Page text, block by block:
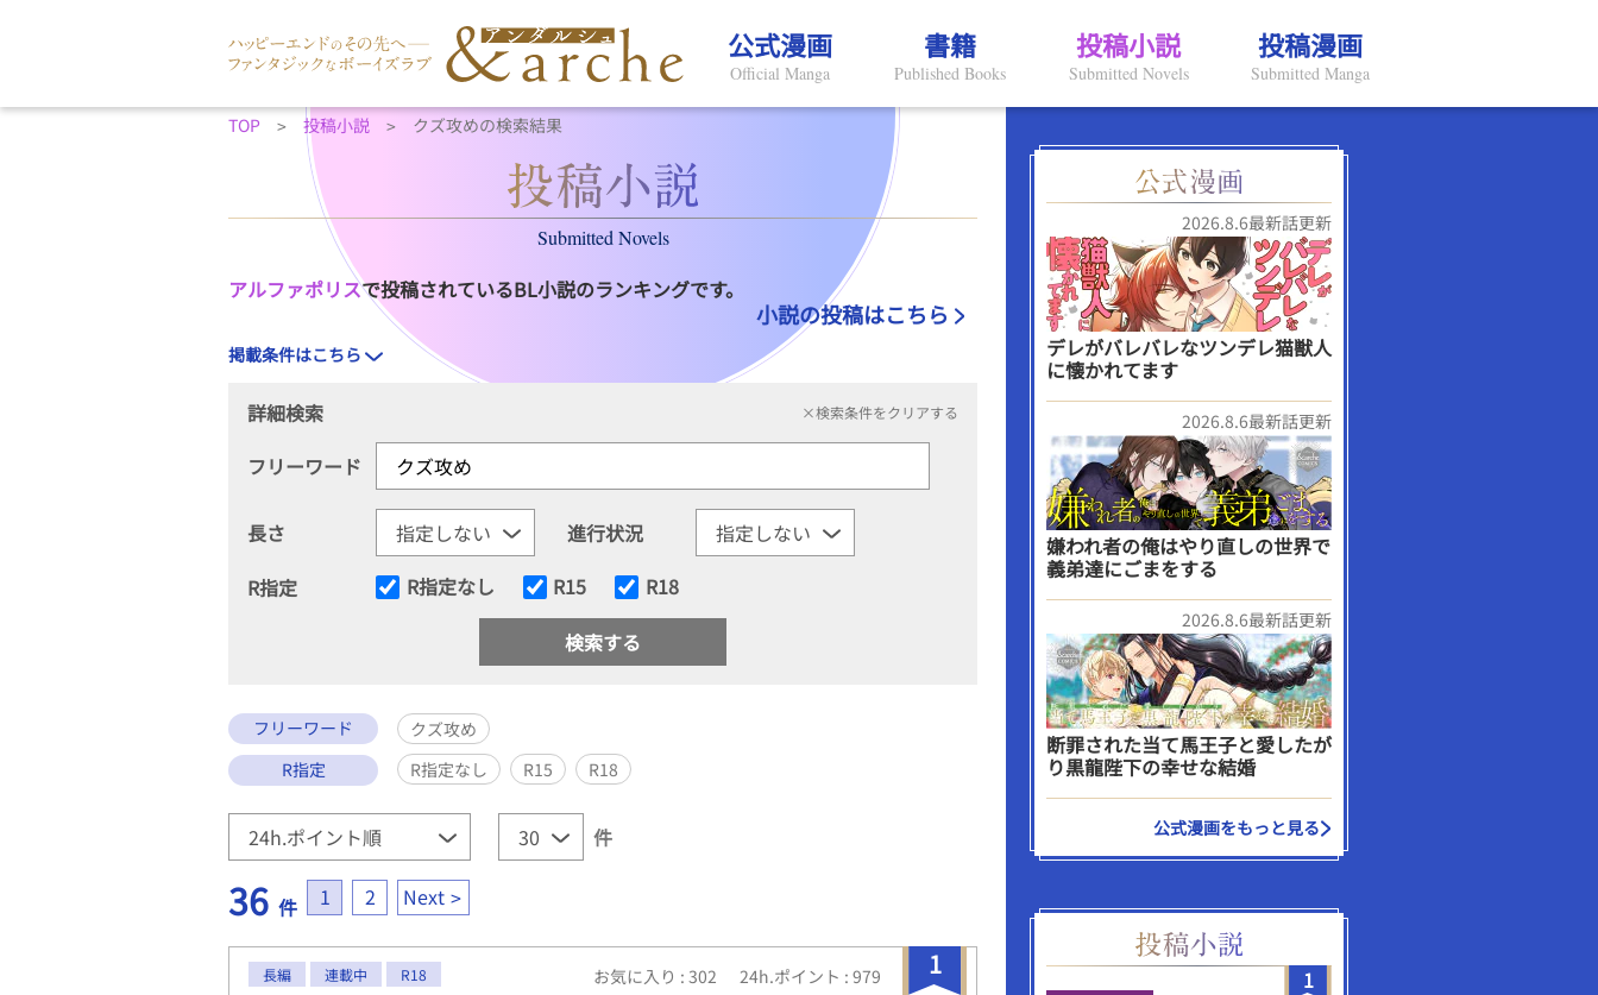
公式漫画
Official Manga
書籍
Published Books
投稿小説
Submitted Novels
投稿漫画
Submitted Manga
TOP 投稿小説 クズ攻めの検索結果
Submitted Novels
アルファポリスで投稿されているBL小説のランキングです。
小説の投稿はこちら
掲載条件はこちら
詳細検索 ×検索条件をクリアする
フリーワード
長さ
進行状況
R指定
R指定なし R15 R18
フリーワード
クズ攻め
R指定
R指定なし R15 R18
件
36 件 1 2 Next
1
長編 連載中 R18 お気に入り : 302 24h.ポイント : 979
2026.8.6最新話更新
デレがバレバレなツンデレ猫獣人
に懐かれてます
2026.8.6最新話更新
嫌われ者の俺はやり直しの世界で
義弟達にごまをする
2026.8.6最新話更新
断罪された当て馬王子と愛したが
り黒龍陛下の幸せな結婚
公式漫画をもっと見る
1